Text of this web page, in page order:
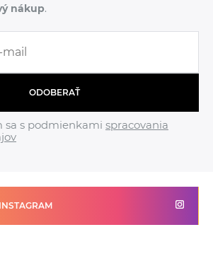
nákup.
ODOBERAŤ
sa s podmienkami spracovania